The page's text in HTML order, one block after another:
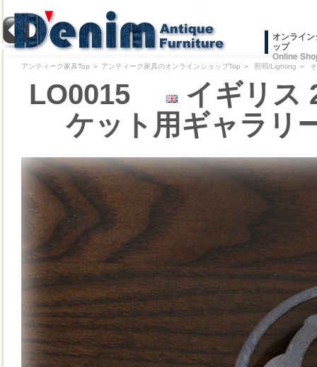
オンライ
ップ
Online
アンティーク家具Top ＞ アンティーク家具のオンラインショップTop ＞ 照明/Lighting ＞
LO0015
イギリス
ケット用ギャラリ